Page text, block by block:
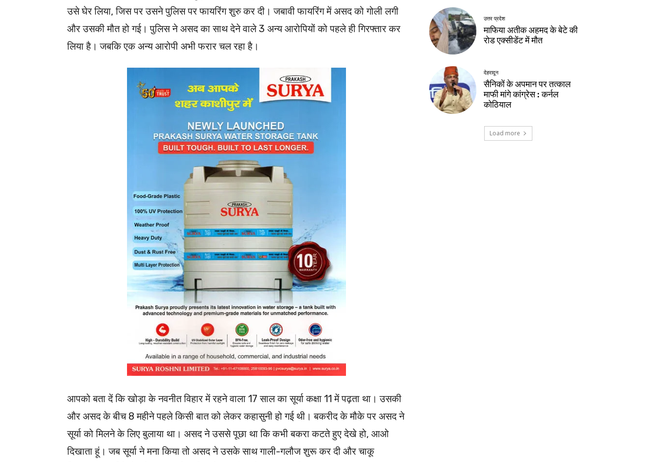
उसे घेर लिया, जिस पर उसने पुलिस पर फायरिंग शुरु कर दी। जबावी फायरिंग में असद को गोली लगी
और उसकी मौत हो गई। पुलिस ने असद का साथ देने वाले 3 अन्य आरोपियों को पहले ही गिरफ्तार कर
लिया है। जबकि एक अन्य आरोपी अभी फरार चल रहा है।
आपको बता दें कि खोड़ा के नवनीत विहार में रहने वाला 17 साल का सूर्या कक्षा 11 में पढ़ता था। उसकी
और असद के बीच 8 महीने पहले किसी बात को लेकर कहासुनी हो गई थी। बकरीद के मौके पर असद ने
सूर्या को मिलने के लिए बुलाया था। असद ने उससे पूछा था कि कभी बकरा कटते हुए देखे हो, आओ
दिखाता हूं। जब सूर्या ने मना किया तो असद ने उसके साथ गाली-गलौज शुरू कर दी और चाकू
उत्तर प्रदेश
माफिया अतीक अहमद के बेटे की
रोड एक्सीडेंट में मौत
देहरादून
सैनिकों के अपमान पर तत्काल
माफी मांगे कांग्रेस : कर्नल
कोठियाल
Load more